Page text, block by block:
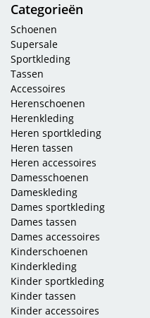
Categorieën
Schoenen
Supersale
Sportkleding
Tassen
Accessoires
Herenschoenen
Herenkleding
Heren sportkleding
Heren tassen
Heren accessoires
Damesschoenen
Dameskleding
Dames sportkleding
Dames tassen
Dames accessoires
Kinderschoenen
Kinderkleding
Kinder sportkleding
Kinder tassen
Kinder accessoires